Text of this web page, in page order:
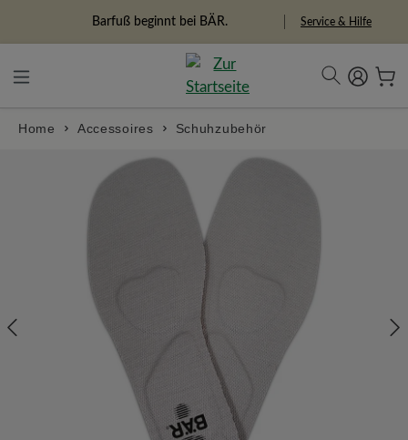
Freiheitspioniere Service & Hilfe
Home Accessoires Schuhzubehör
Bildergalerie überspringen